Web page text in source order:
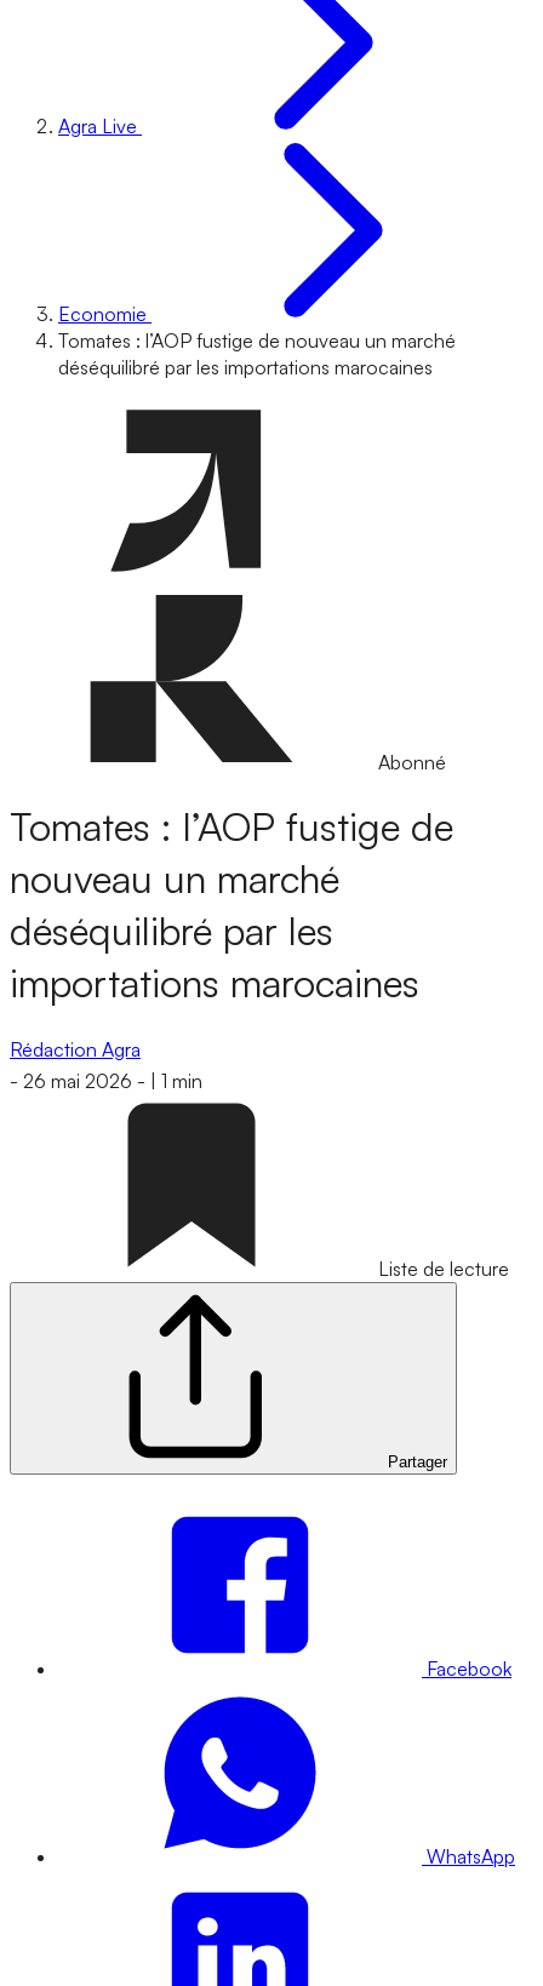
Agra Live
Economie
Tomates : l’AOP fustige de nouveau un marché
déséquilibré par les importations marocaines
Abonné
Tomates : l’AOP fustige de
nouveau un marché
déséquilibré par les
importations marocaines
Rédaction Agra
- 26 mai 2026 - 1 min
Liste de lecture
Partager
Facebook
WhatsApp